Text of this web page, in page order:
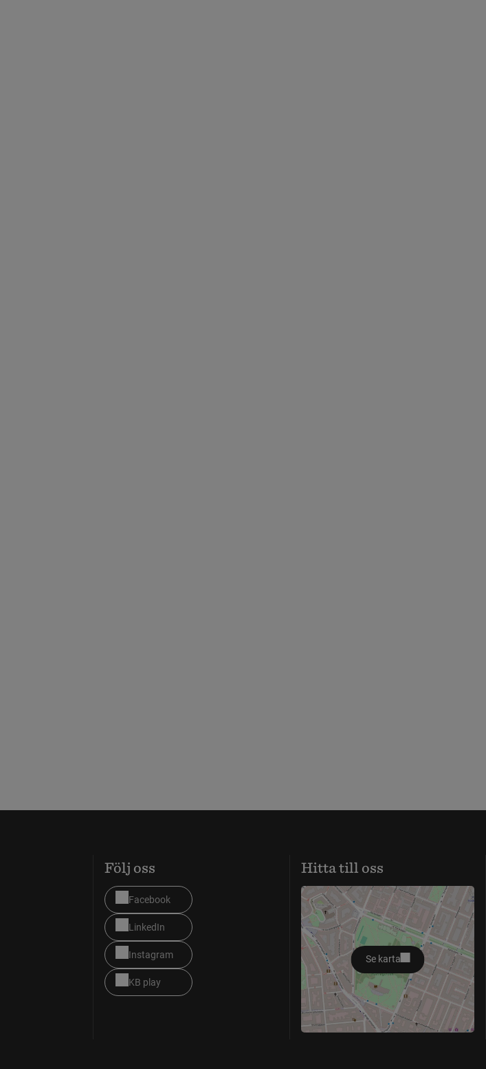
Följ oss
Facebook
LinkedIn
Instagram
KB play
Hitta till oss
Se karta
öppnas i nytt fönster